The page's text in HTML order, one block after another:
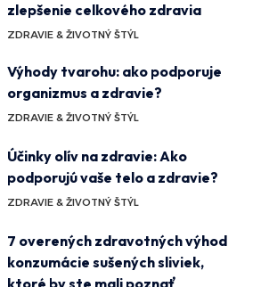
zlepšenie celkového zdravia
ZDRAVIE & ŽIVOTNÝ ŠTÝL
Výhody tvarohu: ako podporuje
organizmus a zdravie?
ZDRAVIE & ŽIVOTNÝ ŠTÝL
Účinky olív na zdravie: Ako
podporujú vaše telo a zdravie?
ZDRAVIE & ŽIVOTNÝ ŠTÝL
7 overených zdravotných výhod
konzumácie sušených sliviek,